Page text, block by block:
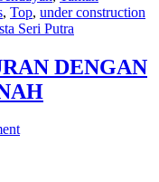
, Top, under construction
Seri Putra
DENGAN